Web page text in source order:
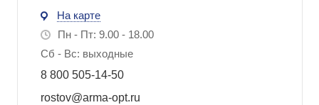
На карте
Пн - Пт: 9.00 - 18.00
Сб - Вс: выходные
8 800 505-14-50
rostov@arma-opt.ru